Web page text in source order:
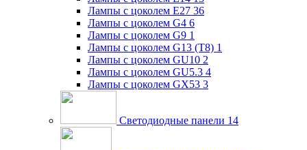
Лампы с цоколем E27 36
Лампы с цоколем G4 6
Лампы с цоколем G9 1
Лампы с цоколем G13 (Т8) 1
Лампы с цоколем GU10 2
Лампы с цоколем GU5.3 4
Лампы с цоколем GX53 3
Светодиодные панели 14